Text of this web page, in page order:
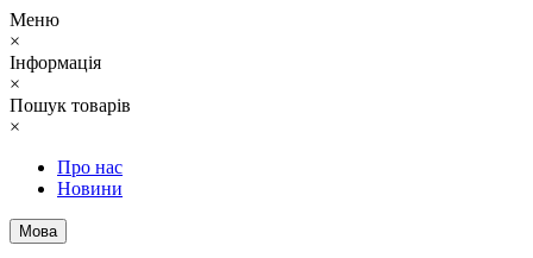
Меню
×
Інформація
×
Пошук товарів
×
Про нас
Новини
Мова